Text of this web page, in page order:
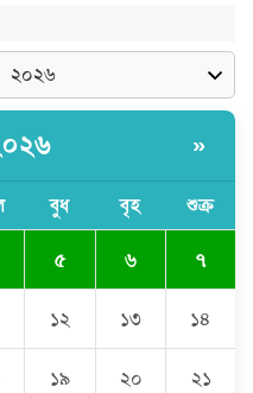
»
বুধ বৃহ শুক্র
৫ ৬ ৭
১২ ১৩ ১৪
১৯ ২০ ২১